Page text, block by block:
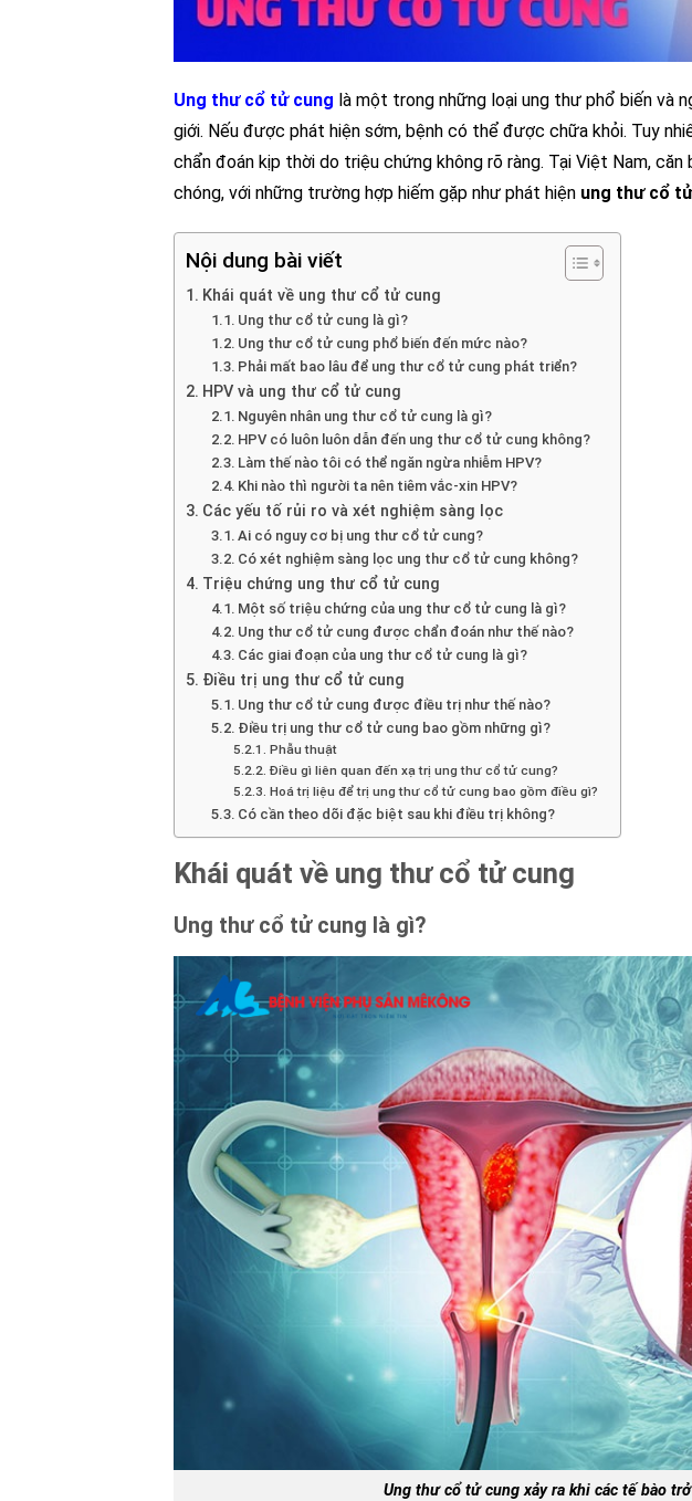
Ung thư cổ tử cung là một trong những loại ung thư phổ biến và
giới. Nếu được phát hiện sớm, bệnh có thể được chữa khỏi. Tuy
chẩn đoán kịp thời do triệu chứng không rõ ràng. Tại Việt Nam,
chóng, với những trường hợp hiếm gặp như phát hiện ung thư cổ
Nội dung bài viết
Khái quát về ung thư cổ tử cung
Ung thư cổ tử cung là gì?
Ung thư cổ tử cung phổ biến đến mức nào?
Phải mất bao lâu để ung thư cổ tử cung phát triển?
HPV và ung thư cổ tử cung
Nguyên nhân ung thư cổ tử cung là gì?
HPV có luôn luôn dẫn đến ung thư cổ tử cung không?
Làm thế nào tôi có thể ngăn ngừa nhiễm HPV?
Khi nào thì người ta nên tiêm vắc-xin HPV?
Các yếu tố rủi ro và xét nghiệm sàng lọc
Ai có nguy cơ bị ung thư cổ tử cung?
Có xét nghiệm sàng lọc ung thư cổ tử cung không?
Triệu chứng ung thư cổ tử cung
Một số triệu chứng của ung thư cổ tử cung là gì?
Ung thư cổ tử cung được chẩn đoán như thế nào?
Các giai đoạn của ung thư cổ tử cung là gì?
Điều trị ung thư cổ tử cung
Ung thư cổ tử cung được điều trị như thế nào?
Điều trị ung thư cổ tử cung bao gồm những gì?
Phẫu thuật
Điều gì liên quan đến xạ trị ung thư cổ tử cung?
Hoá trị liệu để trị ung thư cổ tử cung bao gồm điều gì?
Có cần theo dõi đặc biệt sau khi điều trị không?
Khái quát về ung thư cổ tử cung
Ung thư cổ tử cung là gì?
Ung thư cổ tử cung xảy ra khi các tế bào